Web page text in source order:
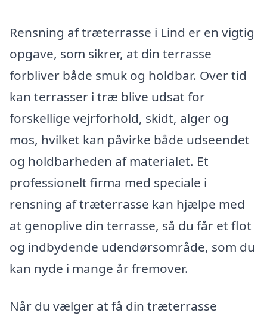
Rensning af træterrasse i Lind er en vigtig
opgave, som sikrer, at din terrasse
forbliver både smuk og holdbar. Over tid
kan terrasser i træ blive udsat for
forskellige vejrforhold, skidt, alger og
mos, hvilket kan påvirke både udseendet
og holdbarheden af materialet. Et
professionelt firma med speciale i
rensning af træterrasse kan hjælpe med
at genoplive din terrasse, så du får et flot
og indbydende udendørsområde, som du
kan nyde i mange år fremover.
Når du vælger at få din træterrasse